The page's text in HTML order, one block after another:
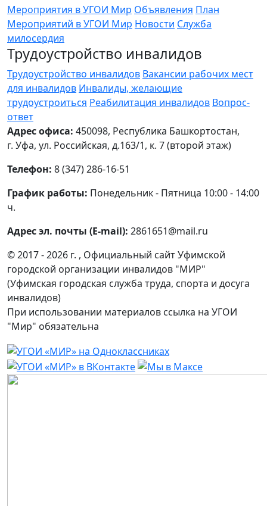
Мероприятия в УГОИ Мир Объявления План
Мероприятий в УГОИ Мир Новости Служба
милосердия
Трудоустройство инвалидов
Трудоустройство инвалидов Вакансии рабочих мест
для инвалидов Инвалиды, желающие
трудоустроиться Реабилитация инвалидов Вопрос-
ответ
Адрес офиса: 450098, Республика Башкортостан,
г. Уфа, ул. Российская, д.163/1, к. 7 (второй этаж)
Телефон: 8 (347) 286-16-51
График работы: Понедельник - Пятница 10:00 - 14:00
ч.
Адрес эл. почты (E-mail): 2861651@mail.ru
© 2017 - 2026 г. , Официальный сайт Уфимской
городской организации инвалидов "МИР"
(Уфимская городская служба труда, спорта и досуга
инвалидов)
При использовании материалов ссылка на УГОИ
"Мир" обязательна